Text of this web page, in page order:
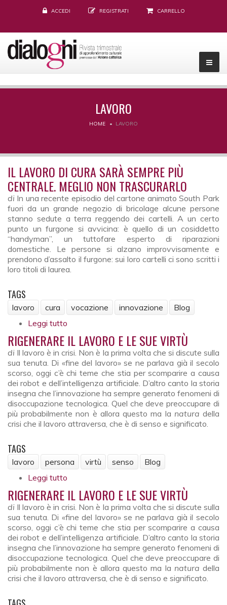
ACCEDI REGISTRATI CARRELLO
LAVORO
HOME LAVORO
IL LAVORO DI CURA SARÀ SEMPRE PIÙ
CENTRALE. MEGLIO NON TRASCURARLO
di In una recente episodio del cartone animato South Park
fuori da un grande negozio di bricolage alcune persone
stanno sedute a terra reggendo dei cartelli. A un certo
punto un furgone si avvicina: è quello di un cosiddetto
“handyman”, un tuttofare esperto di riparazioni
domestiche. Le persone si alzano improvvisamente e
prendono d’assalto il furgone: sui loro cartelli ci sono scritti i
loro titoli di laurea.
TAGS
lavoro cura vocazione innovazione
Blog
Leggi tutto
RIGENERARE IL LAVORO E LE SUE VIRTÙ
di Il lavoro è in crisi. Non è la prima volta che si discute sulla
sua tenuta. Di «fine del lavoro» se ne parlava già il secolo
scorso, oggi c’è chi teme che stia per scomparire a causa
dei robot e dell’intelligenza artificiale. D’altro canto la storia
insegna che l’innovazione ha sempre generato fenomeni di
disoccupazione tecnologica. Quel che deve preoccupare di
più probabilmente non è allora questo ma la naturadella
crisi che il lavoro attraversa, che è di senso e significato.
TAGS
lavoro persona virtù senso
Blog
Leggi tutto
RIGENERARE IL LAVORO E LE SUE VIRTÙ
di Il lavoro è in crisi. Non è la prima volta che si discute sulla
sua tenuta. Di «fine del lavoro» se ne parlava già il secolo
scorso, oggi c’è chi teme che stia per scomparire a causa
dei robot e dell’intelligenza artificiale. D’altro canto la storia
insegna che l’innovazione ha sempre generato fenomeni di
disoccupazione tecnologica. Quel che deve preoccupare di
più probabilmente non è allora questo ma la naturadella
crisi che il lavoro attraversa, che è di senso e significato.